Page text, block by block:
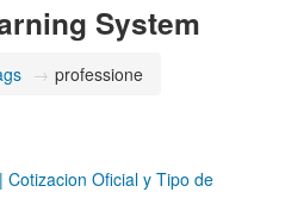
System
→ professione
Cotizacion Oficial y Tipo de